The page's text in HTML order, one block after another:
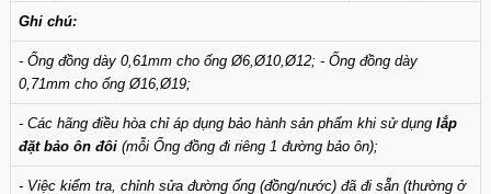
Ghi chú:
- Ống đồng dày 0,61mm cho ống Ø6,Ø10,Ø12; - Ống đồng dày
0,71mm cho ống Ø16,Ø19;
- Các hãng điều hòa chỉ áp dụng bảo hành sản phẩm khi sử dụng lắp
đặt bảo ôn đôi (mỗi Ống đồng đi riêng 1 đường bảo ôn);
- Việc kiểm tra, chỉnh sửa đường ống (đồng/nước) đã đi sẵn (thường ở